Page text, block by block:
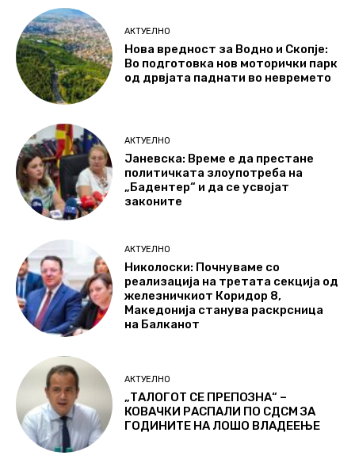
АКТУЕЛНО
Нова вредност за Водно и Скопје:
Во подготовка нов моторички парк
од дрвјата паднати во невремето
АКТУЕЛНО
Јаневска: Време е да престане
политичката злоупотреба на
„Бадентер“ и да се усвојат
законите
АКТУЕЛНО
Николоски: Почнуваме со
реализација на третата секција од
железничкиот Коридор 8,
Македонија станува раскрсница
на Балканот
АКТУЕЛНО
„ТАЛОГОТ СЕ ПРЕПОЗНА“ –
КОВАЧКИ РАСПАЛИ ПО СДСМ ЗА
ГОДИНИТЕ НА ЛОШО ВЛАДЕЕЊЕ